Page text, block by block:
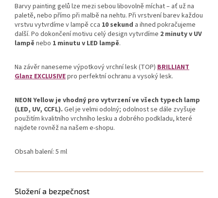
Barvy painting gelů lze mezi sebou libovolně míchat – ať už na
paletě, nebo přímo při malbě na nehtu. Při vrstvení barev každou
vrstvu vytvrdíme v lampě cca 10 sekund a ihned pokračujeme
další. Po dokončení motivu celý design vytvrdíme 2 minuty v UV
lampě nebo 1 minutu v LED lampě.
Na závěr naneseme výpotkový vrchní lesk (TOP) BRILLIANT
Glanz EXCLUSIVEpro perfektní ochranu a vysoký lesk.
NEON Yellow je vhodný pro vytvrzení ve všech typech lamp
(LED, UV, CCFL). Gel je velmi odolný; odolnost se dále zvyšuje
použitím kvalitního vrchního lesku a dobrého podkladu, které
najdete rovněž na našem e-shopu.
Obsah balení: 5 ml
Složení a bezpečnost